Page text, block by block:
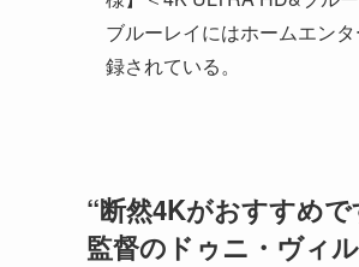
ブルーレイにはホームエン
録されている。
“断然4Kがおすすめで
監督のドゥニ・ヴィ